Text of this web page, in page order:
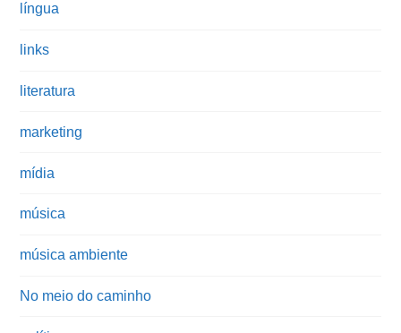
língua
links
literatura
marketing
mídia
música
música ambiente
No meio do caminho